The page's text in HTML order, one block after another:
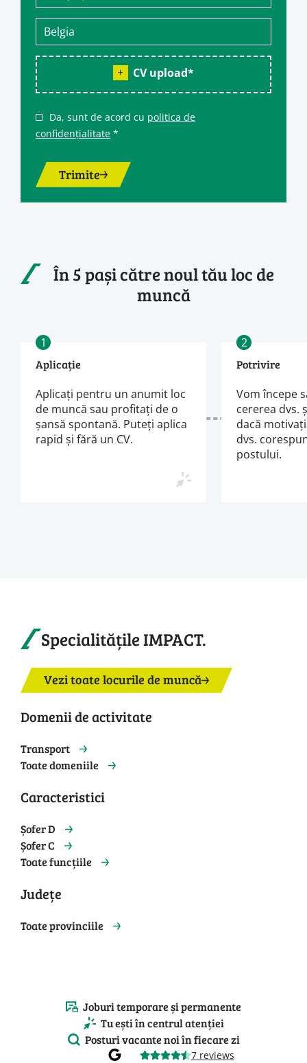
CV upload*
Da, sunt de acord cu politica de
confidențialitate *
Trimite
În 5 pași către noul tău loc de
muncă
1
Aplicație
Aplicați pentru un anumit loc
de muncă sau profitați de o
șansă spontană. Puteți aplica
rapid și fără un CV.
2
Potrivire
Vom începe
cererea dvs.
dacă
dvs.
postului.
Specialitățile IMPACT.
Vezi toate locurile de muncă
Domenii de activitate
Transport
Toate domeniile
Caracteristici
Șofer D
Șofer C
Toate funcțiile
Județe
Toate provinciile
Joburi temporare și permanente
Tu ești în centrul atenției
Posturi vacante noi în fiecare zi
7 reviews